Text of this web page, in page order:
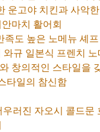
운고야 치킨과 사악
마치 활어회
도 높은 노메뉴 셰
규 일본식 프렌치 노
창의적인 스타일을
타일의 참신함
러진 자오시 콜드문